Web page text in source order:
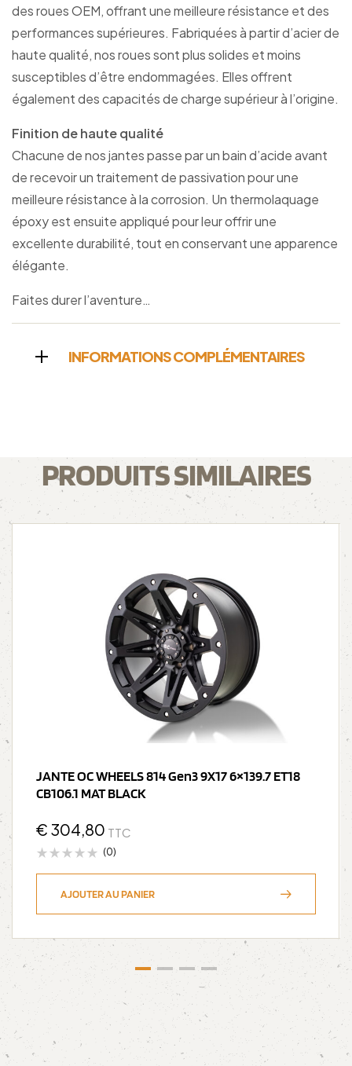
des roues OEM, offrant une meilleure résistance et des
performances supérieures. Fabriquées à partir d’acier de
haute qualité, nos roues sont plus solides et moins
susceptibles d’être endommagées. Elles offrent
également des capacités de charge supérieur à l’origine.
Finition de haute qualité
Chacune de nos jantes passe par un bain d’acide avant
de recevoir un traitement de passivation pour une
meilleure résistance à la corrosion. Un thermolaquage
époxy est ensuite appliqué pour leur offrir une
excellente durabilité, tout en conservant une apparence
élégante.
Faites durer l’aventure…
INFORMATIONS COMPLÉMENTAIRES
PRODUITS SIMILAIRES
JANTE OC WHEELS 814 Gen3 9X17 6×139.7 ET18
CB106.1 MAT BLACK
€ 304,80 TTC
(0)
AJOUTER AU PANIER